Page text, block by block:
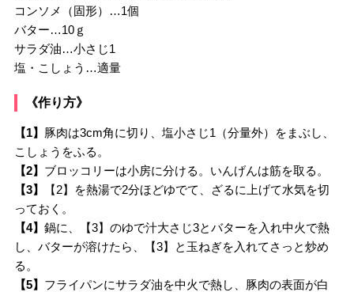
コンソメ（固形）…1個
バター…10ｇ
サラダ油…小さじ1
塩・こしょう…適量
《作り方》
【1】 豚肉は3cm角に切り、塩小さじ1（分量外）をまぶし、
こしょうをふる。
【2】 ブロッコリーは小房に分ける。いんげんは筋を取る。
【3】
【2】を熱湯で2分ほどゆでて、ざるに上げて水気を切
っておく。
【4】 鍋に、【3】のゆで汁大さじ3とバターを入れ中火で熱
し、バターが溶けたら、【3】と玉ねぎを入れてさっと炒め
る。
【5】 フライパンにサラダ油を中火で熱し、豚肉の表面が白